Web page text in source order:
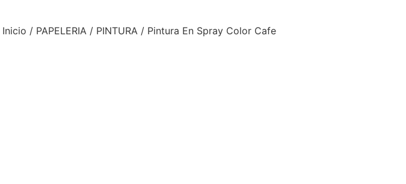
Inicio / PAPELERIA / PINTURA / Pintura En Spray Color Cafe